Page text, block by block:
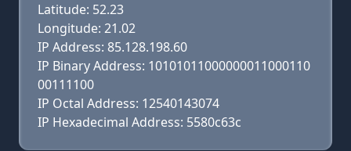
Latitude: 52.23
Longitude: 21.02
IP Address: 85.128.198.60
IP Binary Address: 10101011000000011000110
00111100
IP Octal Address: 12540143074
IP Hexadecimal Address: 5580c63c